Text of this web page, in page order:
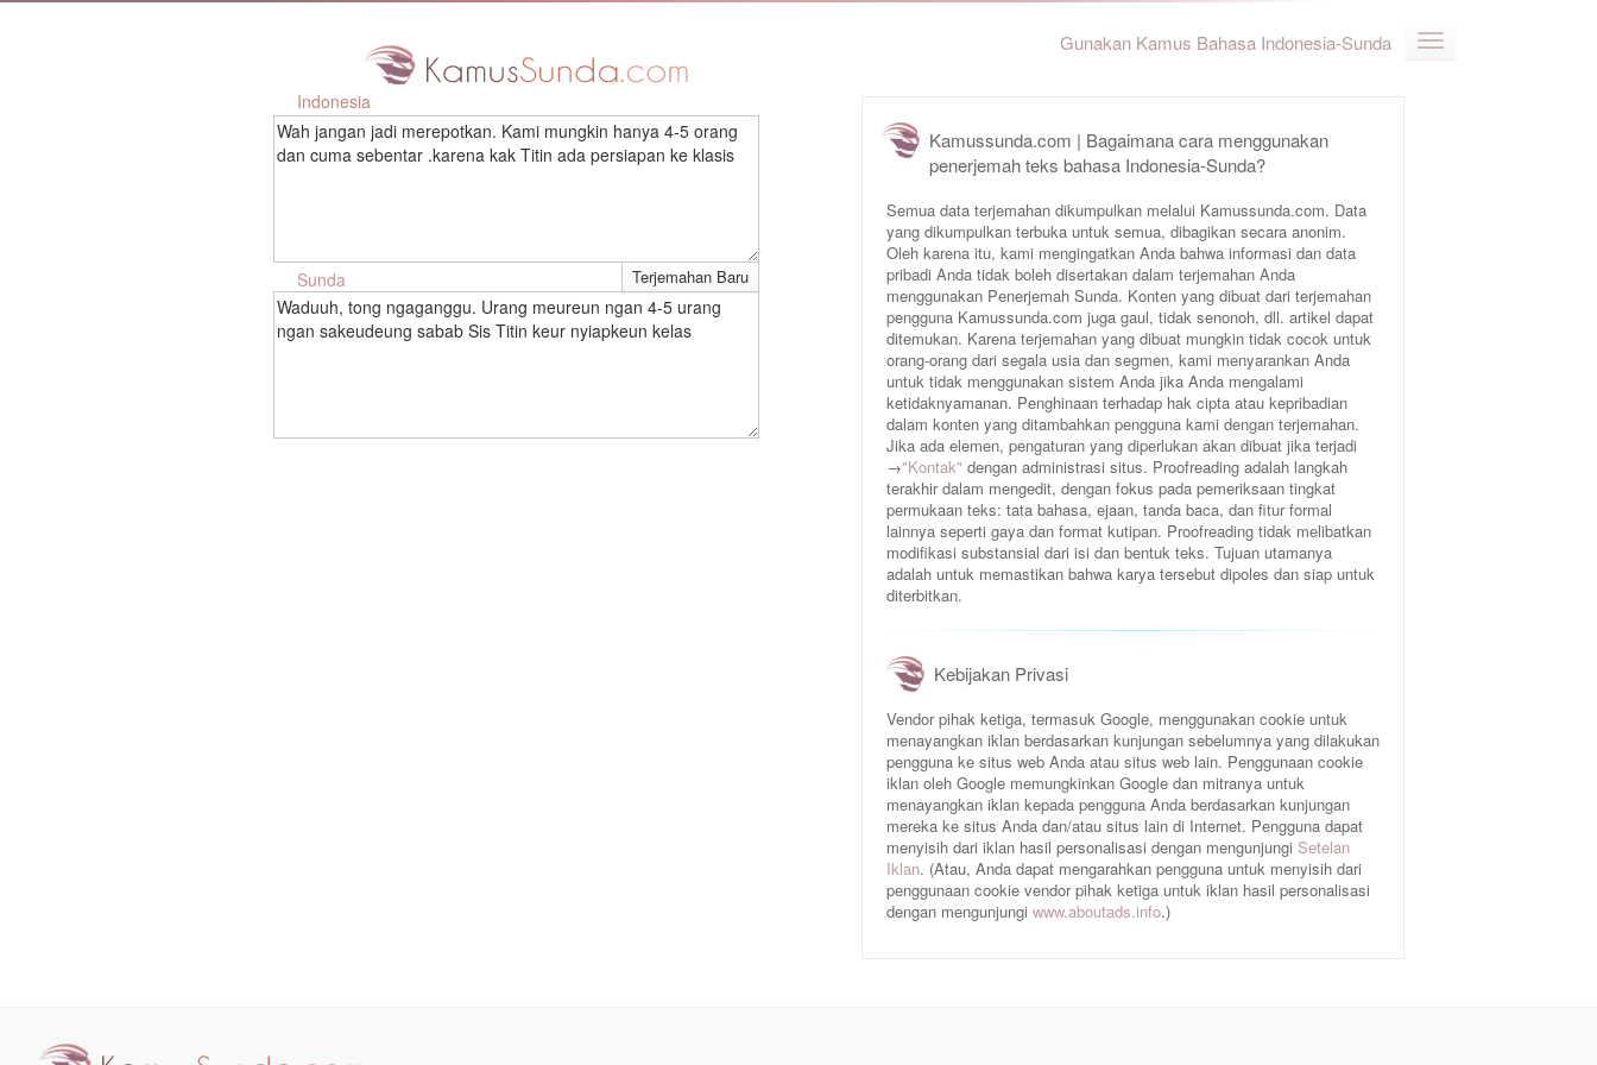
Gunakan Kamus Bahasa Indonesia-Sunda
Indonesia
Wah jangan jadi merepotkan. Kami mungkin hanya 4-5 orang
dan cuma sebentar .karena kak Titin ada persiapan ke klasis
Sunda
Waduuh, tong ngaganggu. Urang meureun ngan 4-5 urang
ngan sakeudeung sabab Sis Titin keur nyiapkeun kelas
Kamussunda.com | Bagaimana cara menggunakan
penerjemah teks bahasa Indonesia-Sunda?
Semua data terjemahan dikumpulkan melalui Kamussunda.com. Data
yang dikumpulkan terbuka untuk semua, dibagikan secara anonim.
Oleh karena itu, kami mengingatkan Anda bahwa informasi dan data
pribadi Anda tidak boleh disertakan dalam terjemahan Anda
menggunakan Penerjemah Sunda. Konten yang dibuat dari terjemahan
pengguna Kamussunda.com juga gaul, tidak senonoh, dll. artikel dapat
ditemukan. Karena terjemahan yang dibuat mungkin tidak cocok untuk
orang-orang dari segala usia dan segmen, kami menyarankan Anda
untuk tidak menggunakan sistem Anda jika Anda mengalami
ketidaknyamanan. Penghinaan terhadap hak cipta atau kepribadian
dalam konten yang ditambahkan pengguna kami dengan terjemahan.
Jika ada elemen, pengaturan yang diperlukan akan dibuat jika terjadi
→"Kontak" dengan administrasi situs. Proofreading adalah langkah
terakhir dalam mengedit, dengan fokus pada pemeriksaan tingkat
permukaan teks: tata bahasa, ejaan, tanda baca, dan fitur formal
lainnya seperti gaya dan format kutipan. Proofreading tidak melibatkan
modifikasi substansial dari isi dan bentuk teks. Tujuan utamanya
adalah untuk memastikan bahwa karya tersebut dipoles dan siap untuk
diterbitkan.
Kebijakan Privasi
Vendor pihak ketiga, termasuk Google, menggunakan cookie untuk
menayangkan iklan berdasarkan kunjungan sebelumnya yang dilakukan
pengguna ke situs web Anda atau situs web lain. Penggunaan cookie
iklan oleh Google memungkinkan Google dan mitranya untuk
menayangkan iklan kepada pengguna Anda berdasarkan kunjungan
mereka ke situs Anda dan/atau situs lain di Internet. Pengguna dapat
menyisih dari iklan hasil personalisasi dengan mengunjungi Setelan
Iklan. (Atau, Anda dapat mengarahkan pengguna untuk menyisih dari
penggunaan cookie vendor pihak ketiga untuk iklan hasil personalisasi
dengan mengunjungi www.aboutads.info.)